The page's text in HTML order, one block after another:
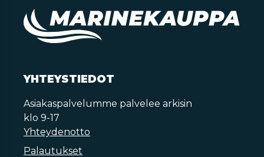
YHTEYSTIEDOT
Asiakaspalvelumme palvelee arkisin
klo 9-17
Yhteydenotto
Palautukset